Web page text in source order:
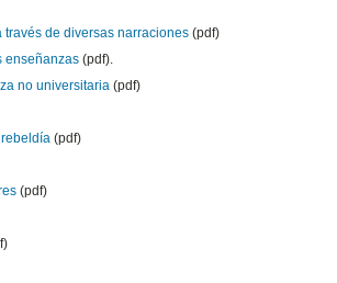
de diversas narraciones (pdf)
enseñanzas (pdf).
no universitaria (pdf)
(pdf)
(pdf)